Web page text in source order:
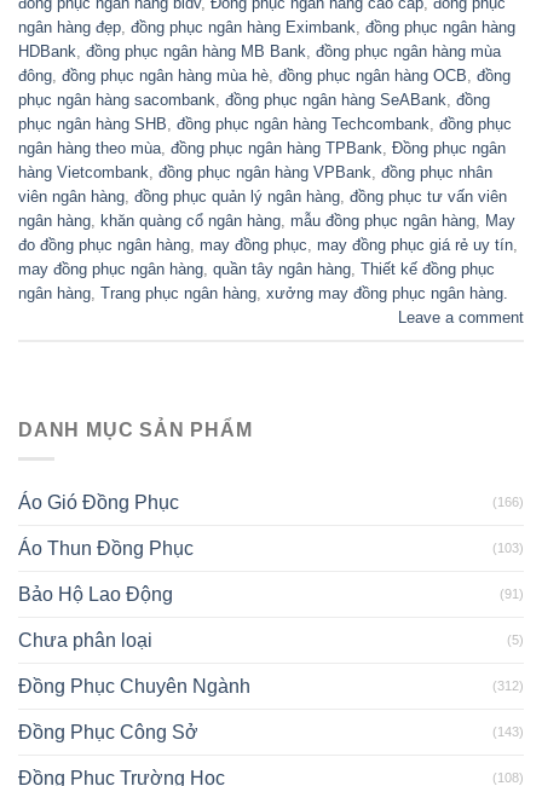
ngân hàng đẹp đồng phục ngân hàng Eximbank đồng phục ngân hàng
HDBank đồng phục ngân hàng MB Bank đồng phục ngân hàng mùa
đông đồng phục ngân hàng mùa hè đồng phục ngân hàng OCB đồng
phục ngân hàng sacombank đồng phục ngân hàng SeABank đồng
phục ngân hàng SHB đồng phục ngân hàng Techcombank đồng phục
ngân hàng theo mùa đồng phục ngân hàng TPBank Đồng phục ngân
hàng Vietcombank đồng phục ngân hàng VPBank đồng phục nhân
viên ngân hàng đồng phục quản lý ngân hàng đồng phục tư vấn viên
ngân hàng
khăn quàng cổ ngân hàng mẫu đồng phục ngân hàng
May
đo đồng phục ngân hàng may đồng phục may đồng phục giá rẻ uy tín
may đồng phục ngân hàng quần tây ngân hàng Thiết kế đồng phục
ngân hàng Trang phục ngân hàng xưởng may đồng phục ngân hàng.
Leave a comment
DANH MỤC SẢN PHẨM
Áo Gió Đồng Phục (166)
Áo Thun Đồng Phục (103)
Bảo Hộ Lao Động (91)
Chưa phân loại (5)
Đồng Phục Chuyên Ngành (312)
Đồng Phục Công Sở (143)
Đồng Phục Trường Học (108)